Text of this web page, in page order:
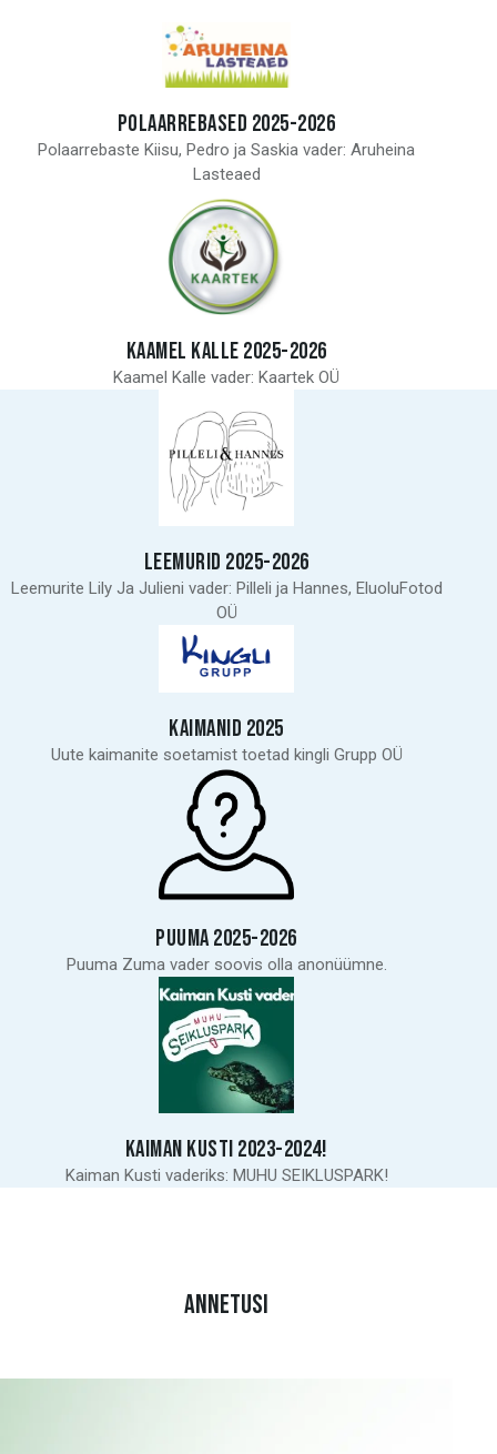
POLAARREBASED 2025-2026
Polaarrebaste Kiisu, Pedro ja Saskia vader: Aruheina
Lasteaed
KAAMEL KALLE 2025-2026
Kaamel Kalle vader: Kaartek OÜ
LEEMURID 2025-2026
Leemurite Lily Ja Julieni vader: Pilleli ja Hannes, EluoluFotod
OÜ
KAIMANID 2025
Uute kaimanite soetamist toetad kingli Grupp OÜ
PUUMA 2025-2026
Puuma Zuma vader soovis olla anonüümne.
KAIMAN KUSTI 2023-2024!
Kaiman Kusti vaderiks: MUHU SEIKLUSPARK!
ANNETUSI